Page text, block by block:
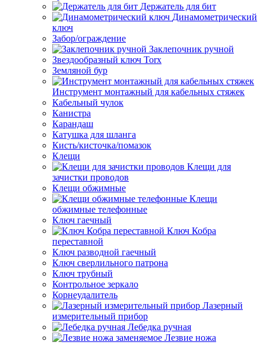
Держатель для бит
Динамометрический
ключ
Забор/ограждение
Заклепочник ручной
Звездообразный ключ Torx
Земляной бур
Инструмент монтажный для кабельных стяжек
Кабельный чулок
Канистра
Карандаш
Катушка для шланга
Кисть/кисточка/помазок
Клещи
Клещи для
зачистки проводов
Клещи обжимные
Клещи
обжимные телефонные
Ключ гаечный
Ключ Кобра
переставной
Ключ разводной гаечный
Ключ сверлильного патрона
Ключ трубный
Контрольное зеркало
Корнеудалитель
Лазерный
измерительный прибор
Лебедка ручная
Лезвие ножа